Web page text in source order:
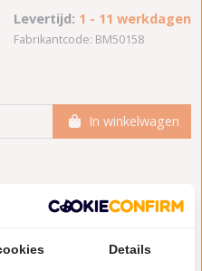
Levertijd: 1 - 11 werkdagen
Fabrikantcode: BM50158
In winkelwagen
Details